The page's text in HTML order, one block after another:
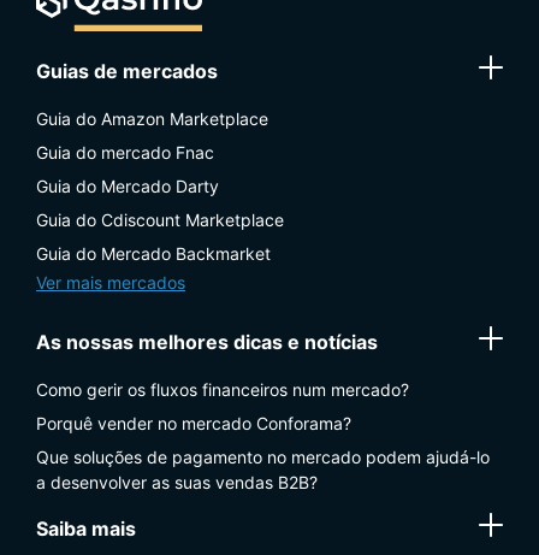
Guias de mercados
Guia do Amazon Marketplace
Guia do mercado Fnac
Guia do Mercado Darty
Guia do Cdiscount Marketplace
Guia do Mercado Backmarket
Ver mais mercados
As nossas melhores dicas e notícias
Como gerir os fluxos financeiros num mercado?
Porquê vender no mercado Conforama?
Que soluções de pagamento no mercado podem ajudá-lo
a desenvolver as suas vendas B2B?
Saiba mais